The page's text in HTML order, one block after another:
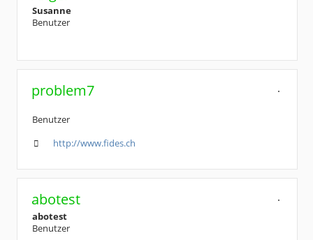
Susanne
Benutzer
problem7
Benutzer
http://www.fides.ch
abotest
abotest
Benutzer